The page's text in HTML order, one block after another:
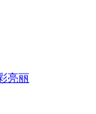
亮丽